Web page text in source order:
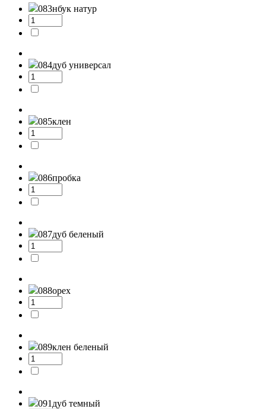
083нбук натур
084дуб универсал
085клен
086пробка
087дуб беленый
088орех
089клен беленый
091 дуб темный